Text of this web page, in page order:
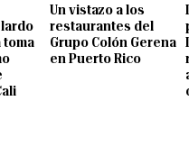
toma
Un vistazo a los
restaurantes del
Grupo Colón Gerena
en Puerto Rico